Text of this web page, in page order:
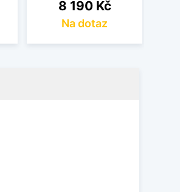
Cena
8 190 Kč
Na dotaz